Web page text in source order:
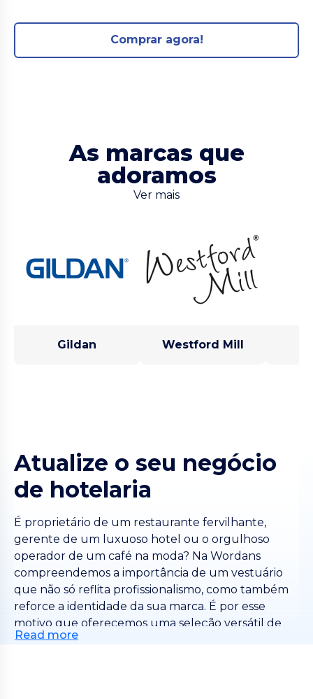
Comprar agora!
As marcas que
adoramos
Ver mais
Gildan Westford Mill
Atualize o seu negócio
de hotelaria
É proprietário de um restaurante fervilhante,
gerente de um luxuoso hotel ou o orgulhoso
operador de um café na moda? Na Wordans
compreendemos a importância de um vestuário
que não só reflita profissionalismo, como também
reforce a identidade da sua marca. É por esse
motivo que oferecemos uma seleção versátil de
vestuário personalizado para hotelaria, incluindo
Read more